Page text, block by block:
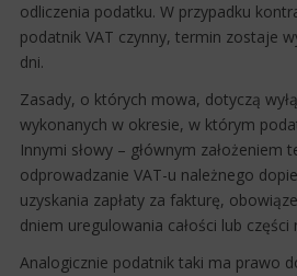
odliczenia podatku. W przypadku
podatnik VAT czynny, termin zostaje
dni.
Zasady, o których mowa, dotyczą
wykonanych w okresie, w którym
Innymi słowy – głównym założeniem
odprowadzanie VAT-u należnego
uzyskania zapłaty za fakturę,
dniem uregulowania całości lub części
Analogicznie podatnik taki ma prawo